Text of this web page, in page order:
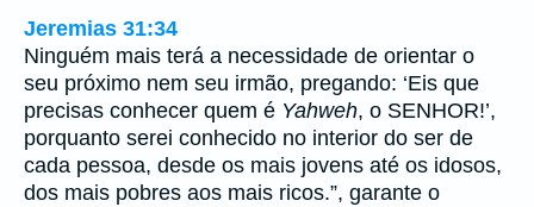
Jeremias 31:34
Ninguém mais terá a necessidade de orientar o
seu próximo nem seu irmão, pregando: ‘Eis que
precisas conhecer quem é Yahweh, o SENHOR!’,
porquanto serei conhecido no interior do ser de
cada pessoa, desde os mais jovens até os idosos,
dos mais pobres aos mais ricos.”, garante o